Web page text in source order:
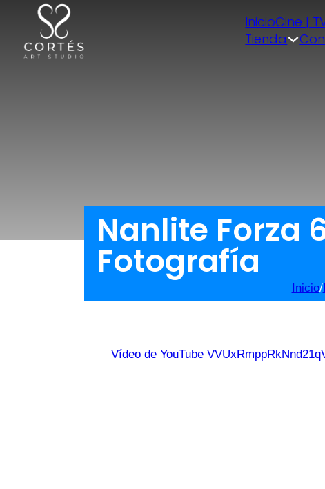
InicioCine |
Tienda
Nanlite Forza
Fotografía
Inicio/
Vídeo de YouTube